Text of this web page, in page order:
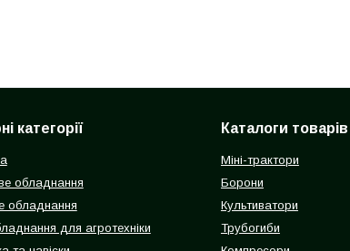
категорії
обладнання
обладнання
для агротехніки
Каталоги товарів
Міні-трактори
Борони
Культиватори
Трубогиби